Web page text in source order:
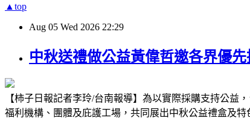
▲top
Aug 05 Wed 2026 22:29
中秋送禮做公益黃偉哲邀各界優
【柿子日報記者李玲/台南報導】為以實際採購支持公益
福利機構、團體及庇護工場，共同展出中秋公益禮盒及